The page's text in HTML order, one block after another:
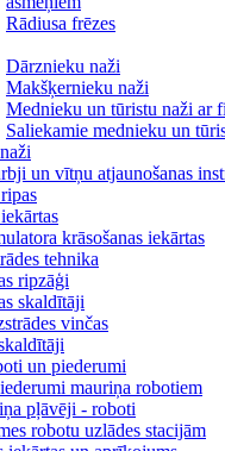
Rādiusa frēzes
Dārznieku naži
Makšķernieku naži
Mednieku un tūristu naži ar
Saliekamie mednieku un
un vītņu atjaunošanas
krāsošanas iekārtas
tehnika
ripzāģi
skaldītāji
vinčas
un piederumi
mauriņa robotiem
pļāvēji - roboti
robotu uzlādes stacijām